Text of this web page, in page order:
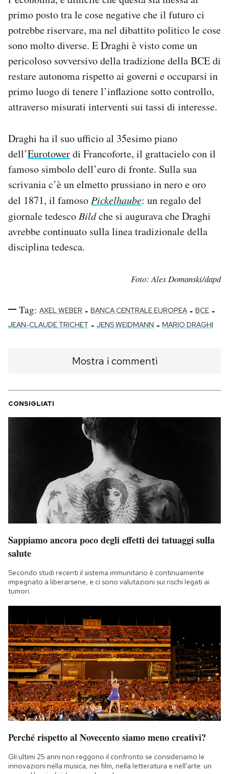
primo posto tra le cose negative che il futuro ci
potrebbe riservare, ma nel dibattito politico le cose
sono molto diverse. E Draghi è visto come un
pericoloso sovversivo della tradizione della BCE di
restare autonoma rispetto ai governi e occuparsi in
primo luogo di tenere l’inflazione sotto controllo,
attraverso misurati interventi sui tassi di interesse.
Draghi ha il suo ufficio al 35esimo piano
dell’Eurotowerdi Francoforte, il grattacielo con il
famoso simbolo dell’euro di fronte. Sulla sua
scrivania c’è un elmetto prussiano in nero e oro
del 1871, il famoso Pickelhaube: un regalo del
giornale tedesco Bildche si augurava che Draghi
avrebbe continuato sulla linea tradizionale della
disciplina tedesca.
Foto: Alex Domanski/dapd
Tag: AXEL WEBER - BANCA CENTRALE EUROPEA - BCE -
JEAN-CLAUDE TRICHET - JENS WEIDMANN - MARIO DRAGHI
Mostra i commenti
CONSIGLIATI
Sappiamo ancora poco degli effetti dei tatuaggi sulla
salute
Secondo studi recenti il sistema immunitario è continuamente
impegnato a liberarsene, e ci sono valutazioni sui rischi legati ai
tumori
Perché rispetto al Novecento siamo meno creativi?
Gli ultimi 25 anni non reggono il confronto se consideriamo le
innovazioni nella musica, nei film, nella letteratura e nell'arte: un